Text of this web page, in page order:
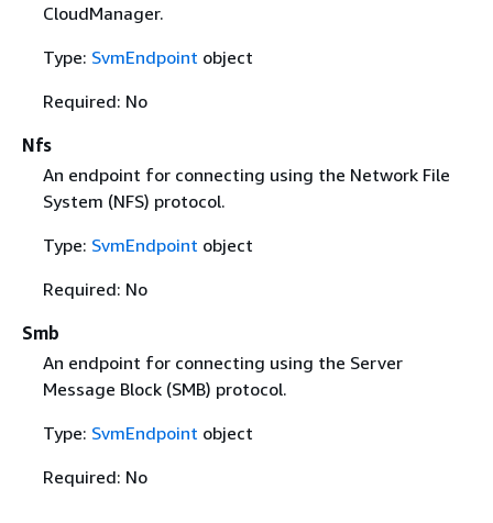
CloudManager.
Type: SvmEndpoint object
Required: No
Nfs
An endpoint for connecting using the Network File
System (NFS) protocol.
Type: SvmEndpoint object
Required: No
Smb
An endpoint for connecting using the Server
Message Block (SMB) protocol.
Type: SvmEndpoint object
Required: No